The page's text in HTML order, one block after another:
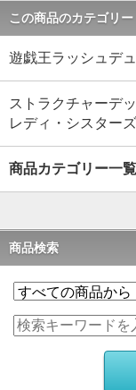
この商品のカテゴリー
遊戯王ラッシュデ
ストラクチャーデ
レディ・シスターズ
商品カテゴリー一覧
商品検索